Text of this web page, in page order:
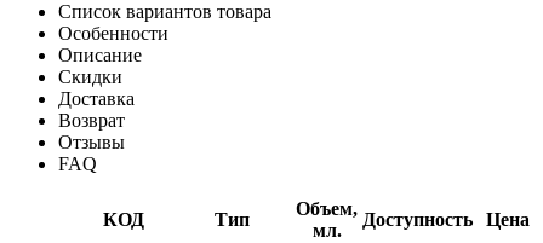
Список вариантов товара
Особенности
Описание
Скидки
Доставка
Возврат
Отзывы
FAQ
КОД Тип
Объем,
мл.
Доступность Цена